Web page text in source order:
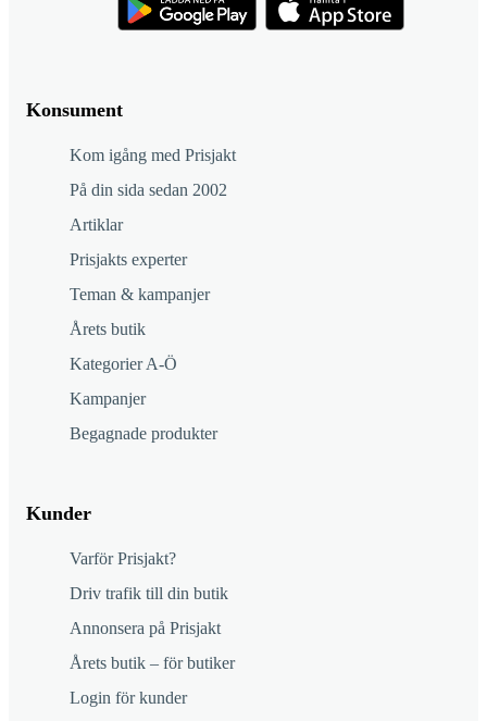
Konsument
Kom igång med Prisjakt
På din sida sedan 2002
Artiklar
Prisjakts experter
Teman & kampanjer
Årets butik
Kategorier A-Ö
Kampanjer
Begagnade produkter
Kunder
Varför Prisjakt?
Driv trafik till din butik
Annonsera på Prisjakt
Årets butik – för butiker
Login för kunder